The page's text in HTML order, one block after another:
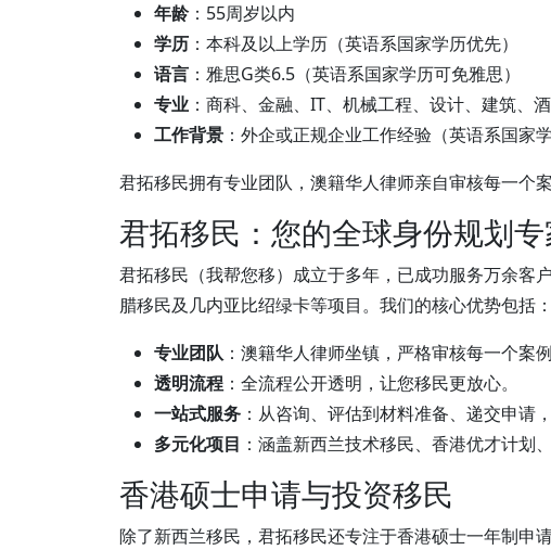
年龄：55周岁以内
学历 ：本科及以上学历（英语系国家学历优先）
语言 ：雅思G类6.5（英语系国家学历可免雅思）
专业 ：商科、金融、IT、机械工程、设计、建筑、
工作背景 ：外企或正规企业工作经验（英语系国家
君拓移民拥有专业团队，澳籍华人律师亲自审核每一个
君拓移民：您的全球身份规划专
君拓移民（我帮您移）成立于多年，已成功服务万余客
腊移民及几内亚比绍绿卡等项目。我们的核心优势包括：
专业团队 ：澳籍华人律师坐镇，严格审核每一个案
透明流程 ：全流程公开透明，让您移民更放心。
一站式服务 ：从咨询、评估到材料准备、递交申请
多元化项目 ：涵盖新西兰技术移民、香港优才计划
香港硕士申请与投资移民
除了新西兰移民，君拓移民还专注于香港硕士一年制申